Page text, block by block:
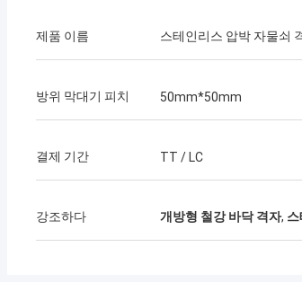
Ajay Parate
제품 이름 스테인리스 압박 자물쇠
방위 막대기 피치 50mm*50mm
결제 기간 TT / LC
강조하다 개방형 철강 바닥 격자,